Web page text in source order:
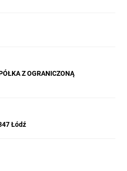
Z OGRANICZONĄ
Łódź